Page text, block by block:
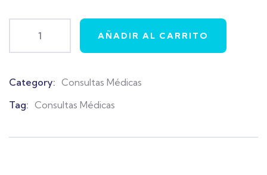
AÑADIR AL CARRITO
Category: Consultas Médicas
Tag: Consultas Médicas